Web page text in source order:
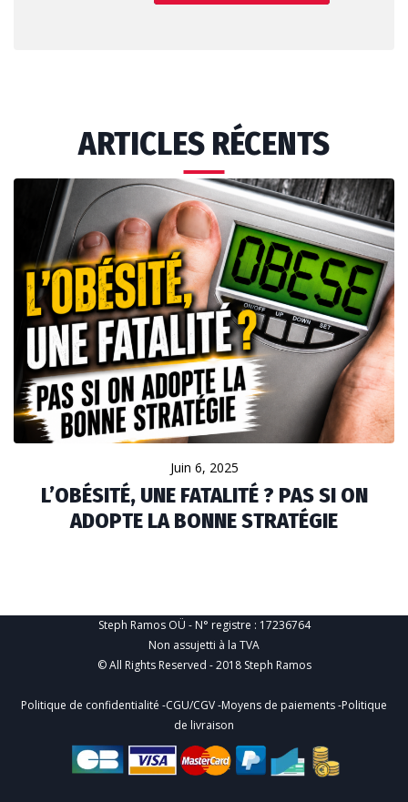
ARTICLES RÉCENTS
Juin 6, 2025
L’OBÉSITÉ, UNE FATALITÉ ? PAS SI ON
ADOPTE LA BONNE STRATÉGIE
Steph Ramos OÜ - N° registre : 17236764
Non assujetti à la TVA
© All Rights Reserved - 2018 Steph Ramos
Politique de confidentialité -CGU/CGV-Moyens de paiements-Politique
de livraison